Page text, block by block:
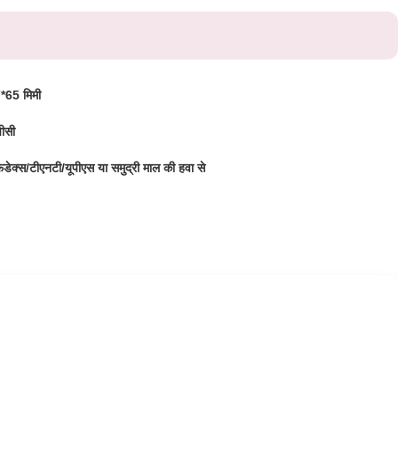
मिमी
टीएनटी/यूपीएस या समुद्री माल की हवा से